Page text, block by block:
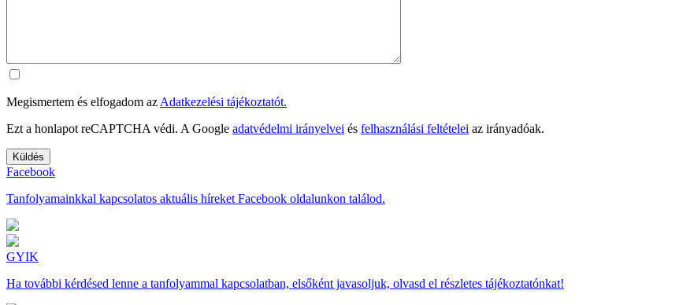
Megismertem és elfogadom az Adatkezelési tájékoztatót.
Ezt a honlapot reCAPTCHA védi. A Google adatvédelmi irányelvei és felhasználási feltételei az irányadóak.
Facebook
Tanfolyamainkkal kapcsolatos aktuális híreket Facebook oldalunkon találod.
GYIK
Ha további kérdésed lenne a tanfolyammal kapcsolatban, elsőként javasoljuk, olvasd el részletes tájékoztatónkat!